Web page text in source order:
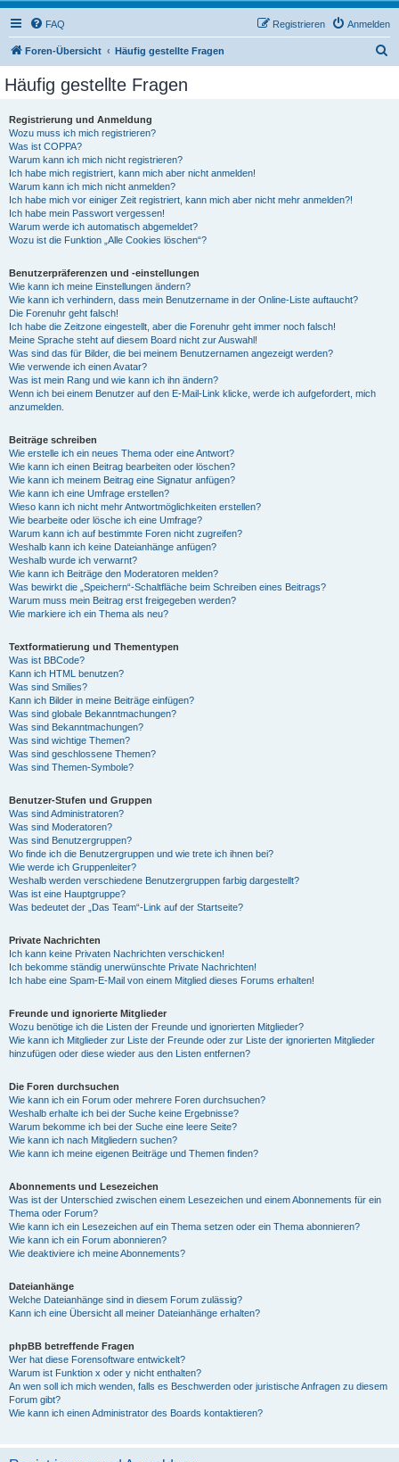
FAQ Anmelden
Registrieren
Foren-Übersicht Häufig gestellte Fragen
Häufig gestellte Fragen
Registrierung und Anmeldung
Wozu muss ich mich registrieren?
Was ist COPPA?
Warum kann ich mich nicht registrieren?
Ich habe mich registriert, kann mich aber nicht anmelden!
Warum kann ich mich nicht anmelden?
Ich habe mich vor einiger Zeit registriert, kann mich aber nicht mehr anmelden?!
Ich habe mein Passwort vergessen!
Warum werde ich automatisch abgemeldet?
Wozu ist die Funktion „Alle Cookies löschen“?
Benutzerpräferenzen und -einstellungen
Wie kann ich meine Einstellungen ändern?
Wie kann ich verhindern, dass mein Benutzername in der Online-Liste auftaucht?
Die Forenuhr geht falsch!
Ich habe die Zeitzone eingestellt, aber die Forenuhr geht immer noch falsch!
Meine Sprache steht auf diesem Board nicht zur Auswahl!
Was sind das für Bilder, die bei meinem Benutzernamen angezeigt werden?
Wie verwende ich einen Avatar?
Was ist mein Rang und wie kann ich ihn ändern?
Wenn ich bei einem Benutzer auf den E-Mail-Link klicke, werde ich aufgefordert, mich
anzumelden.
Beiträge schreiben
Wie erstelle ich ein neues Thema oder eine Antwort?
Wie kann ich einen Beitrag bearbeiten oder löschen?
Wie kann ich meinem Beitrag eine Signatur anfügen?
Wie kann ich eine Umfrage erstellen?
Wieso kann ich nicht mehr Antwortmöglichkeiten erstellen?
Wie bearbeite oder lösche ich eine Umfrage?
Warum kann ich auf bestimmte Foren nicht zugreifen?
Weshalb kann ich keine Dateianhänge anfügen?
Weshalb wurde ich verwarnt?
Wie kann ich Beiträge den Moderatoren melden?
Was bewirkt die „Speichern“-Schaltfläche beim Schreiben eines Beitrags?
Warum muss mein Beitrag erst freigegeben werden?
Wie markiere ich ein Thema als neu?
Textformatierung und Thementypen
Was ist BBCode?
Kann ich HTML benutzen?
Was sind Smilies?
Kann ich Bilder in meine Beiträge einfügen?
Was sind globale Bekanntmachungen?
Was sind Bekanntmachungen?
Was sind wichtige Themen?
Was sind geschlossene Themen?
Was sind Themen-Symbole?
Benutzer-Stufen und Gruppen
Was sind Administratoren?
Was sind Moderatoren?
Was sind Benutzergruppen?
Wo finde ich die Benutzergruppen und wie trete ich ihnen bei?
Wie werde ich Gruppenleiter?
Weshalb werden verschiedene Benutzergruppen farbig dargestellt?
Was ist eine Hauptgruppe?
Was bedeutet der „Das Team“-Link auf der Startseite?
Private Nachrichten
Ich kann keine Privaten Nachrichten verschicken!
Ich bekomme ständig unerwünschte Private Nachrichten!
Ich habe eine Spam-E-Mail von einem Mitglied dieses Forums erhalten!
Freunde und ignorierte Mitglieder
Wozu benötige ich die Listen der Freunde und ignorierten Mitglieder?
Wie kann ich Mitglieder zur Liste der Freunde oder zur Liste der ignorierten Mitglieder
hinzufügen oder diese wieder aus den Listen entfernen?
Die Foren durchsuchen
Wie kann ich ein Forum oder mehrere Foren durchsuchen?
Weshalb erhalte ich bei der Suche keine Ergebnisse?
Warum bekomme ich bei der Suche eine leere Seite?
Wie kann ich nach Mitgliedern suchen?
Wie kann ich meine eigenen Beiträge und Themen finden?
Abonnements und Lesezeichen
Was ist der Unterschied zwischen einem Lesezeichen und einem Abonnements für ein
Thema oder Forum?
Wie kann ich ein Lesezeichen auf ein Thema setzen oder ein Thema abonnieren?
Wie kann ich ein Forum abonnieren?
Wie deaktiviere ich meine Abonnements?
Dateianhänge
Welche Dateianhänge sind in diesem Forum zulässig?
Kann ich eine Übersicht all meiner Dateianhänge erhalten?
phpBB betreffende Fragen
Wer hat diese Forensoftware entwickelt?
Warum ist Funktion x oder y nicht enthalten?
An wen soll ich mich wenden, falls es Beschwerden oder juristische Anfragen zu diesem
Forum gibt?
Wie kann ich einen Administrator des Boards kontaktieren?